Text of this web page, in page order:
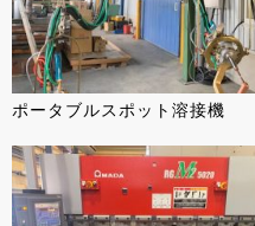
ポータブルスポット溶接機